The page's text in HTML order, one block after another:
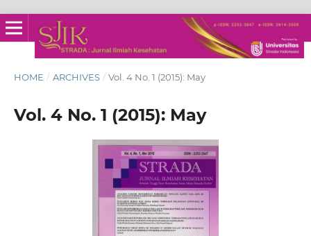
HOME / ARCHIVES / Vol. 4 No. 1 (2015): May
Vol. 4 No. 1 (2015): May